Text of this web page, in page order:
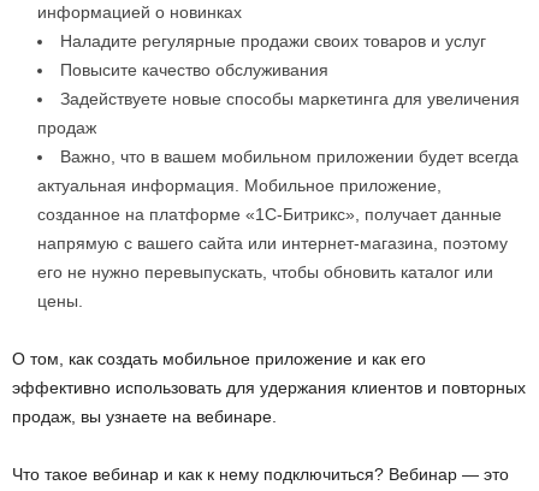
информацией о новинках
Наладите регулярные продажи своих товаров и услуг
Повысите качество обслуживания
Задействуете новые способы маркетинга для увеличения
продаж
Важно, что в вашем мобильном приложении будет всегда
актуальная информация. Мобильное приложение,
созданное на платформе «1С-Битрикс», получает данные
напрямую с вашего сайта или интернет-магазина, поэтому
его не нужно перевыпускать, чтобы обновить каталог или
цены.
О том, как создать мобильное приложение и как его
эффективно использовать для удержания клиентов и повторных
продаж, вы узнаете на вебинаре.
Что такое вебинар и как к нему подключиться? Вебинар — это